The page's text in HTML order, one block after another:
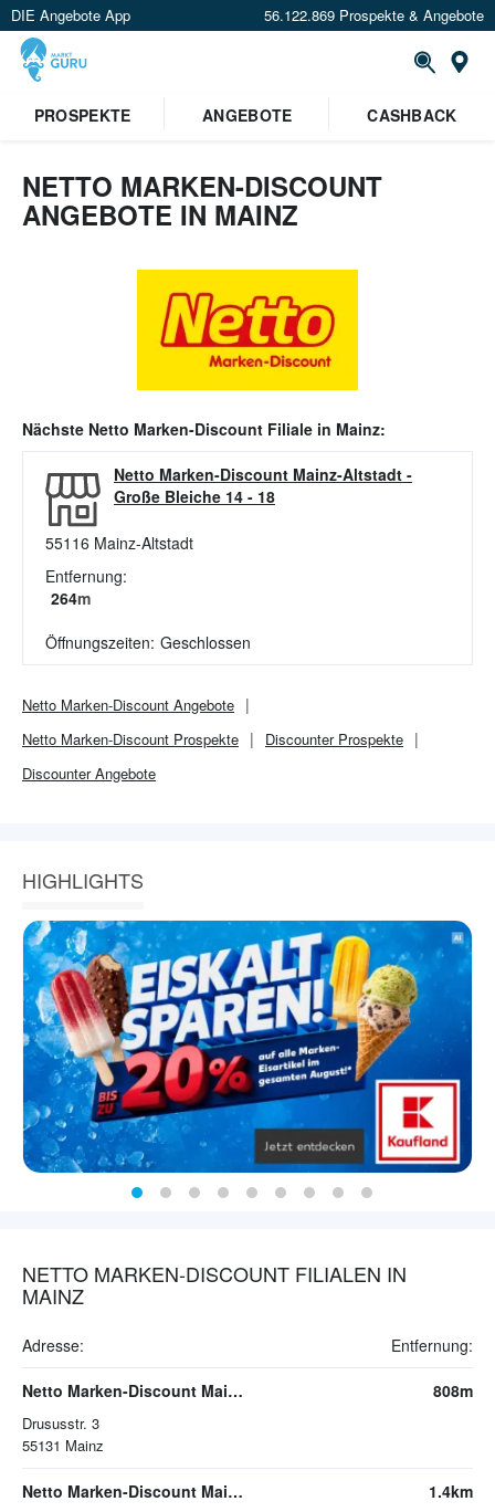
DIE Angebote App 56.122.869 Prospekte & Angebote
PROSPEKTE
ANGEBOTE CASHBACK
NETTO MARKEN-DISCOUNT
ANGEBOTE IN MAINZ
Nächste Netto Marken-Discount Filiale in Mainz:
Netto Marken-Discount Mainz-Altstadt -
Große Bleiche 14 - 18
55116 Mainz-Altstadt
Entfernung:
264m
Öffnungszeiten: Geschlossen
Netto Marken-Discount Angebote
Netto Marken-Discount Prospekte DiscounterProspekte
DiscounterAngebote
HIGHLIGHTS
NETTO MARKEN-DISCOUNT FILIALEN IN
MAINZ
Adresse: Entfernung:
Netto Marken-Discount Mainz
Drususstr. 3
55131 Mainz
808m
Netto Marken-Discount Mainz-Kastel 1.4km